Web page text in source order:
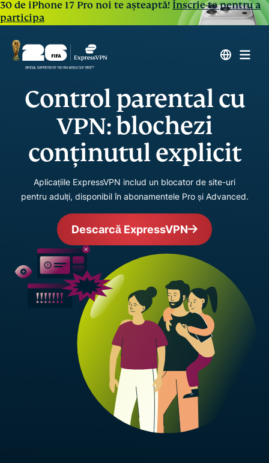
30 de iPhone 17 Pro noi te așteaptă! Înscrie-te pentru a
participa
Control parental cu
VPN: blochezi
conținutul explicit
Aplicațiile ExpressVPN includ un blocator de site-uri
pentru adulți, disponibil în abonamentele Pro și Advanced.
Descarcă ExpressVPN